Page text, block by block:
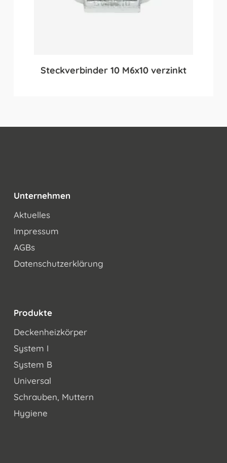
Steckverbinder 10 M6x10 verzinkt
Unternehmen
Aktuelles
Impressum
AGBs
Datenschutzerklärung
Produkte
Deckenheizkörper
System I
System B
Universal
Schrauben, Muttern
Hygiene